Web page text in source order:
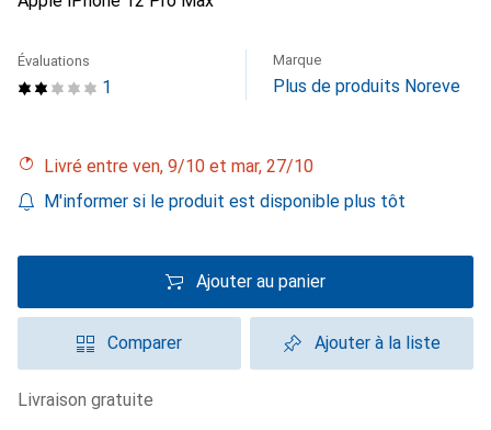
1
Évaluations Marque
Plus de produits Noreve
Livré entre ven, 9/10 et mar, 27/10
M'informer si le produit est disponible plus tôt
Ajouter au panier
Comparer Ajouter à la liste
livraison gratuite